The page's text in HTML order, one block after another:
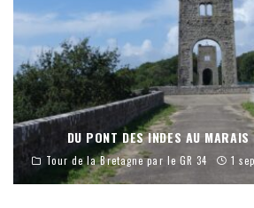
DU PONT DES INDES AU MARAIS
Tour de la Bretagne par le GR 34 1